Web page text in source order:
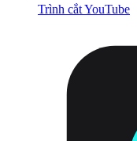
Trình cắt YouTube